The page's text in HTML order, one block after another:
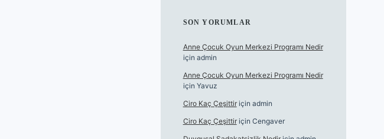
SON YORUMLAR
Anne Çocuk Oyun Merkezi Programı Nedir
için admin
Anne Çocuk Oyun Merkezi Programı Nedir
için Yavuz
Ciro Kaç Çeşittiriçin admin
Ciro Kaç Çeşittiriçin Cengaver